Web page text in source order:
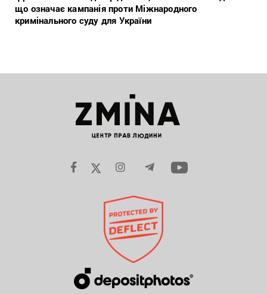
що означає кампанія проти Міжнародного
кримінального суду для України